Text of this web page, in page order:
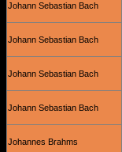
Johann Sebastian Bach
Johann Sebastian Bach
Johann Sebastian Bach
Johann Sebastian Bach
Johannes Brahms